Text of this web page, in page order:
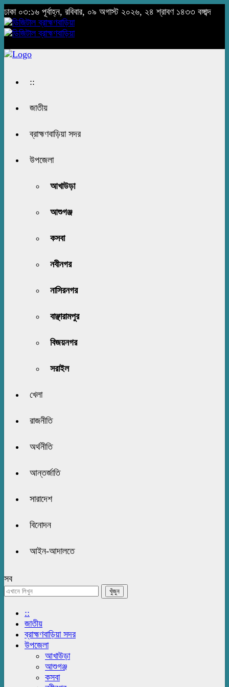
ঢাকা ০৩:১৬ পূর্বাহ্ন, রবিবার, ০৯ অগাস্ট ২০২৬, ২৪ শ্রাবণ ১৪৩৩ বঙ্গাব্দ
::
জাতীয়
ব্রাহ্মণবাড়িয়া সদর
উপজেলা
আখাউড়া
আশুগঞ্জ
কসবা
নবীনগর
নাসিরনগর
বাঞ্ছারামপুর
বিজয়নগর
সরাইল
খেলা
রাজনীতি
অর্থনীতি
আন্তর্জাতি
সারাদেশ
বিনোদন
আইন-আদালতে
সব
::
জাতীয়
ব্রাহ্মণবাড়িয়া সদর
উপজেলা
আখাউড়া
আশুগঞ্জ
কসবা